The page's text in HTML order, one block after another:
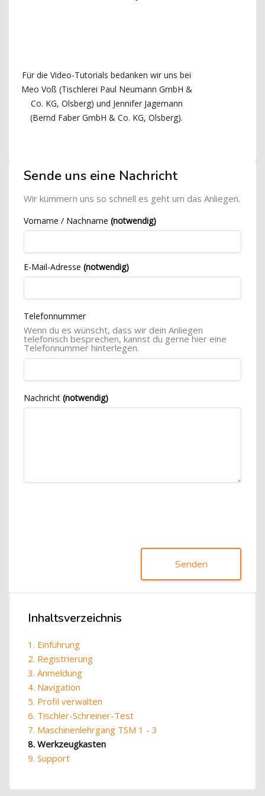
Für die Video-Tutorials bedanken wir uns bei
Meo Voß (Tischlerei Paul Neumann GmbH &
Co. KG, Olsberg) und Jennifer Jagemann
(Bernd Faber GmbH & Co. KG, Olsberg).
Blöcke
[Cocoon] Custom HTML überspringen
Sende uns eine Nachricht
Wir kümmern uns so schnell es geht um das Anliegen.
Vorname / Nachname (notwendig)
E-Mail-Adresse (notwendig)
Telefonnummer
Wenn du es wünscht, dass wir dein Anliegen
telefonisch besprechen, kannst du gerne hier eine
Telefonnummer hinterlegen.
Nachricht (notwendig)
Senden
Inhaltsverzeichnis überspringen
Inhaltsverzeichnis
1. Einführung
2. Registrierung
3. Anmeldung
4. Navigation
5. Profil verwalten
6. Tischler-Schreiner-Test
7. Maschinenlehrgang TSM 1 - 3
8. Werkzeugkasten
9. Support